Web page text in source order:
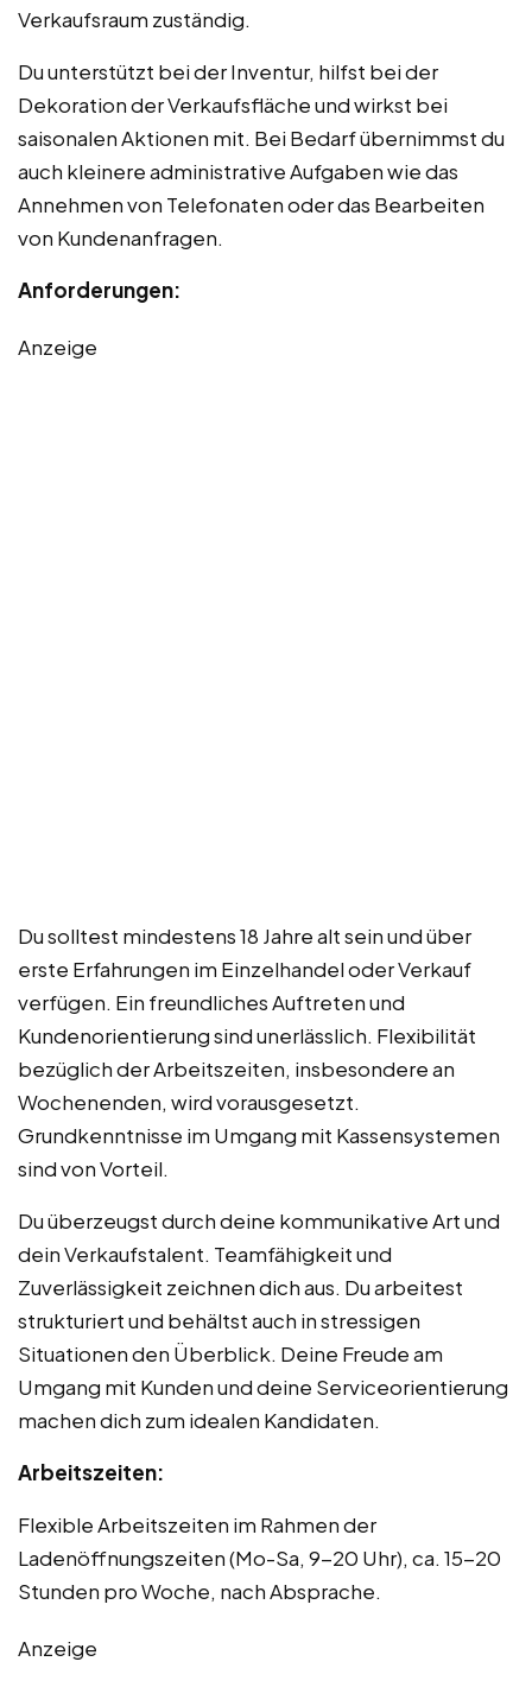
Verkaufsraum zuständig.
Du unterstützt bei der Inventur, hilfst bei der
Dekoration der Verkaufsfläche und wirkst bei
saisonalen Aktionen mit. Bei Bedarf übernimmst du
auch kleinere administrative Aufgaben wie das
Annehmen von Telefonaten oder das Bearbeiten
von Kundenanfragen.
Anforderungen:
Anzeige
Du solltest mindestens 18 Jahre alt sein und über
erste Erfahrungen im Einzelhandel oder Verkauf
verfügen. Ein freundliches Auftreten und
Kundenorientierung sind unerlässlich. Flexibilität
bezüglich der Arbeitszeiten, insbesondere an
Wochenenden, wird vorausgesetzt.
Grundkenntnisse im Umgang mit Kassensystemen
sind von Vorteil.
Du überzeugst durch deine kommunikative Art und
dein Verkaufstalent. Teamfähigkeit und
Zuverlässigkeit zeichnen dich aus. Du arbeitest
strukturiert und behältst auch in stressigen
Situationen den Überblick. Deine Freude am
Umgang mit Kunden und deine Serviceorientierung
machen dich zum idealen Kandidaten.
Arbeitszeiten:
Flexible Arbeitszeiten im Rahmen der
Ladenöffnungszeiten (Mo-Sa, 9-20 Uhr), ca. 15-20
Stunden pro Woche, nach Absprache.
Anzeige